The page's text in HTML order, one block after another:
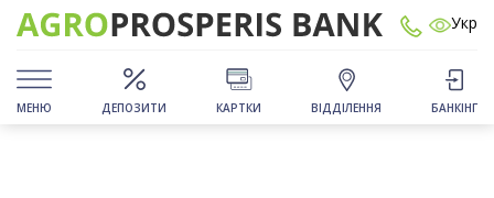
Укр
МЕНЮ ДЕПОЗИТИ КАРТКИ ВІДДІЛЕННЯ БАНКІНГ